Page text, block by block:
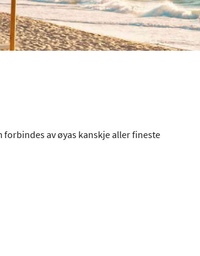
forbindes av øyas kanskje aller fineste